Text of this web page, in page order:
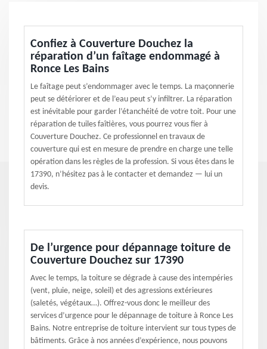
Confiez à Couverture Douchez la
réparation d’un faîtage endommagé à
Ronce Les Bains
Le faîtage peut s’endommager avec le temps. La maçonnerie
peut se détériorer et de l’eau peut s’y infiltrer. La réparation
est inévitable pour garder l’étanchéité de votre toit. Pour une
réparation de tuiles faîtières, vous pourrez vous fier à
Couverture Douchez. Ce professionnel en travaux de
couverture qui est en mesure de prendre en charge une telle
opération dans les règles de la profession. Si vous êtes dans le
17390, n’hésitez pas à le contacter et demandez — lui un
devis.
De l’urgence pour dépannage toiture de
Couverture Douchez sur 17390
Avec le temps, la toiture se dégrade à cause des intempéries
(vent, pluie, neige, soleil) et des agressions extérieures
(saletés, végétaux…). Offrez-vous donc le meilleur des
services d’urgence pour le dépannage de toiture à Ronce Les
Bains. Notre entreprise de toiture intervient sur tous types de
bâtiments. Grâce à nos années d’expérience, nous pouvons